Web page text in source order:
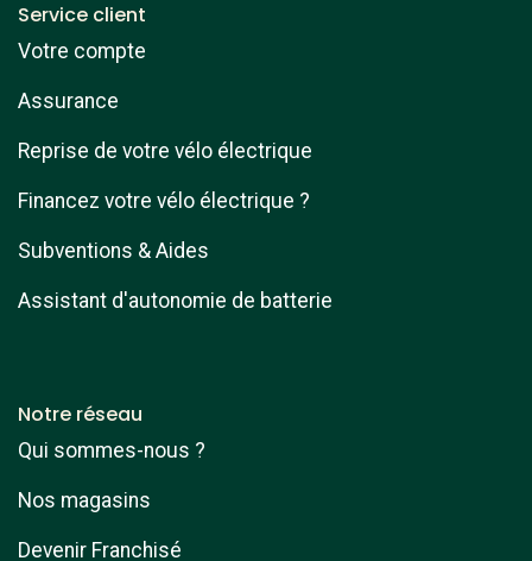
Service client
Votre compte
Assurance
Reprise de votre vélo électrique
Financez votre vélo électrique ?
Subventions & Aides
Assistant d'autonomie de batterie
Notre réseau
Qui sommes-nous ?
Nos magasins
Devenir Franchisé